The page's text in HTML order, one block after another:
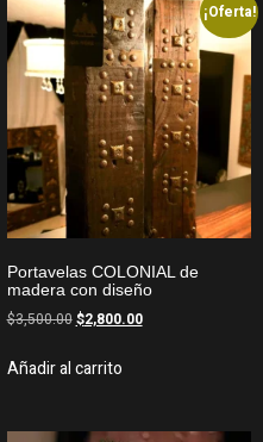
¡Oferta!
Portavelas COLONIAL de
madera con diseño
$3,500.00$2,800.00
Añadir al carrito